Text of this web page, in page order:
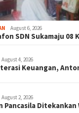
August 6, 2026
SDN Sukamaju 08
August 4, 2026
Keuangan,
August 2, 2026
Pancasila